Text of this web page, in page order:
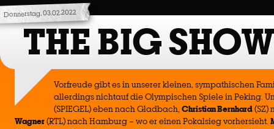
Donnerstag, 03.02.2022
THE BIG
Vorfreude gibt es in unserer kleinen, sympathischen
allerdings nichtauf die Olympischen Spiele in Peking.
(SPIEGEL) eben nach Gladbach, Christian Bernhard(SZ)
Wagner(RTL) nach Hamburg – wo er einen Pokalsieg vorhersieht.